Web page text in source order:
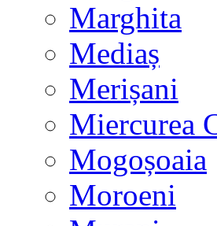
Marghita
Mediaș
Merișani
Miercurea
Mogoșoaia
Moroeni